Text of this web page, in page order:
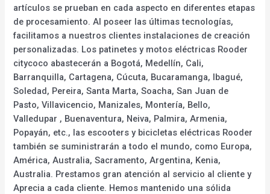
artículos se prueban en cada aspecto en diferentes etapas
de procesamiento. Al poseer las últimas tecnologías,
facilitamos a nuestros clientes instalaciones de creación
personalizadas. Los patinetes y motos eléctricas Rooder
citycoco abastecerán a Bogotá, Medellín, Cali,
Barranquilla, Cartagena, Cúcuta, Bucaramanga, Ibagué,
Soledad, Pereira, Santa Marta, Soacha, San Juan de
Pasto, Villavicencio, Manizales, Montería, Bello,
Valledupar , Buenaventura, Neiva, Palmira, Armenia,
Popayán, etc., las escooters y bicicletas eléctricas Rooder
también se suministrarán a todo el mundo, como Europa,
América, Australia, Sacramento, Argentina, Kenia,
Australia. Prestamos gran atención al servicio al cliente y
Aprecia a cada cliente. Hemos mantenido una sólida